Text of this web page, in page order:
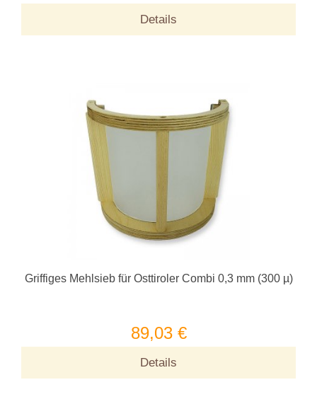
Details
Griffiges Mehlsieb für Osttiroler Combi 0,3 mm (300 µ)
89,03 €
Details